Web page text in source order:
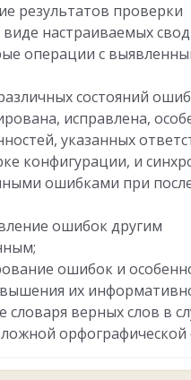
результатов проверки
настраиваемых
операции с
состояний
исправлена,
указанных
конфигурации, и
ошибками при
ошибок другим
ошибок и
их
словаря верных слов в